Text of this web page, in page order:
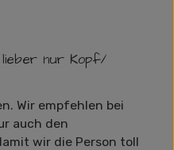
nur Kopf/
Wir empfehlen bei
auch den
wir die Person toll